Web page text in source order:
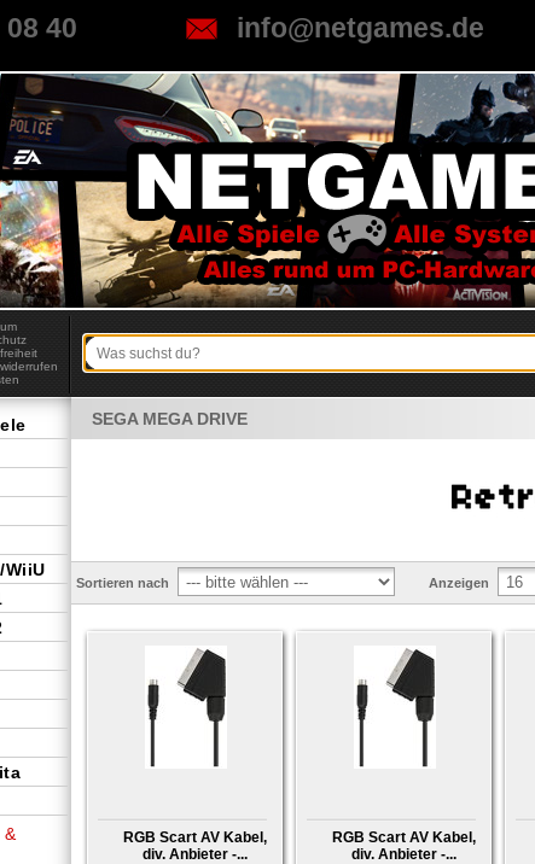
08 40 info@netgames.de
SEGA MEGA DRIVE
Sortieren nach Anzeigen
RGB Scart AV Kabel,
div. Anbieter -...
RGB Scart AV Kabel,
div. Anbieter -...
WiiU
&